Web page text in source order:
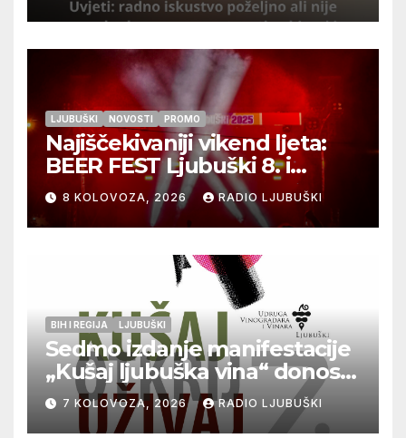
LJUBUŠKI NOVOSTI PROMO
Najiščekivaniji vikend ljeta:
BEER FEST Ljubuški 8. i
9.kolovoza
8 KOLOVOZA, 2026 RADIO LJUBUŠKI
BIH I REGIJA LJUBUŠKI
Sedmo izdanje manifestacije
„Kušaj ljubuška vina“ donosi
vrhunska vina, gastronomiju i
glazbu
7 KOLOVOZA, 2026 RADIO LJUBUŠKI